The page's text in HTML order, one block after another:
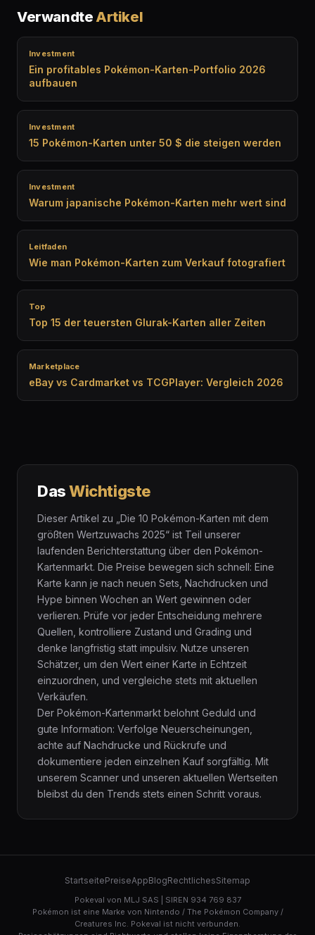
VerwandteArtikel
Investment
Ein profitables Pokémon-Karten-Portfolio 2026
aufbauen
Investment
15 Pokémon-Karten unter 50 $ die steigen werden
Investment
Warum japanische Pokémon-Karten mehr wert sind
Leitfaden
Wie man Pokémon-Karten zum Verkauf fotografiert
Top
Top 15 der teuersten Glurak-Karten aller Zeiten
Marketplace
eBay vs Cardmarket vs TCGPlayer: Vergleich 2026
DasWichtigste
Dieser Artikel zu „Die 10 Pokémon-Karten mit dem
größten Wertzuwachs 2025“ ist Teil unserer
laufenden Berichterstattung über den Pokémon-
Kartenmarkt. Die Preise bewegen sich schnell: Eine
Karte kann je nach neuen Sets, Nachdrucken und
Hype binnen Wochen an Wert gewinnen oder
verlieren. Prüfe vor jeder Entscheidung mehrere
Quellen, kontrolliere Zustand und Grading und
denke langfristig statt impulsiv. Nutze unseren
Schätzer, um den Wert einer Karte in Echtzeit
einzuordnen, und vergleiche stets mit aktuellen
Verkäufen.
Der Pokémon-Kartenmarkt belohnt Geduld und
gute Information: Verfolge Neuerscheinungen,
achte auf Nachdrucke und Rückrufe und
dokumentiere jeden einzelnen Kauf sorgfältig. Mit
unserem Scanner und unseren aktuellen Wertseiten
bleibst du den Trends stets einen Schritt voraus.
StartseitePreiseAppBlogRechtlichesSitemap
Pokeval von MLJ SAS | SIREN 934 769 837
Pokémon ist eine Marke von Nintendo / The Pokémon Company /
Creatures Inc. Pokeval ist nicht verbunden.